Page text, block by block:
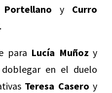
y Curro
para Lucía Muñoz y
en el duelo
Teresa Casero y